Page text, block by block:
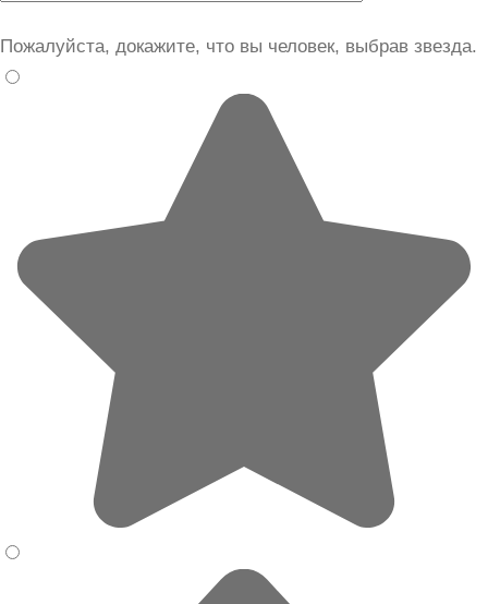
Пожалуйста, докажите, что вы человек, выбрав звезда.